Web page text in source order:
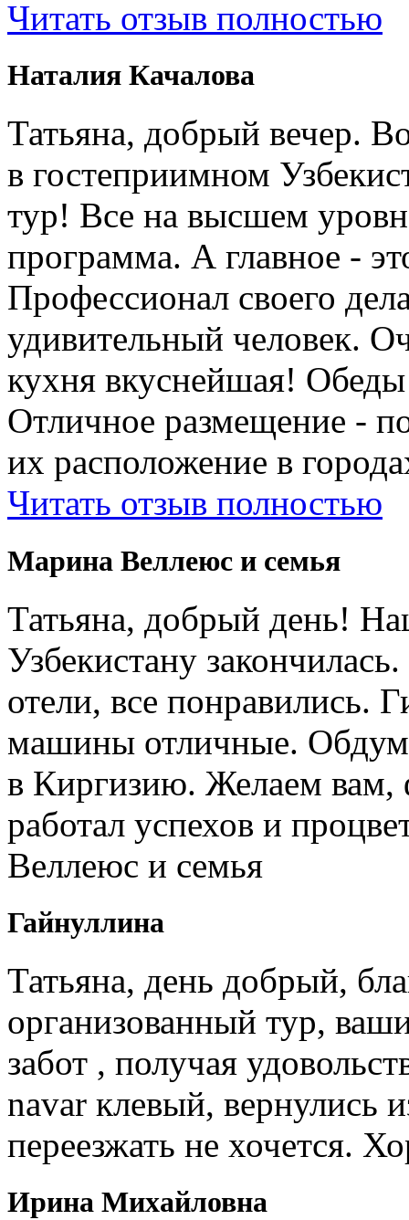
Читать отзыв полностью
Наталия Качалова
Татьяна, добрый вечер.
в гостеприимном
тур! Все на высшем
программа. А главное -
Профессионал своего
удивительный человек.
кухня вкуснейшая!
Отличное размещение -
их расположение в
Читать отзыв полностью
Марина Веллеюс и семья
Татьяна, добрый день!
Узбекистану
отели, все понравились.
машины отличные.
в Киргизию. Желаем вам,
работал успехов и
Веллеюс и семья
Гайнуллина
Татьяна, день добрый,
организованный тур,
забот , получая
navar клевый, вернулись
переезжать не хочется.
Ирина Михайловна